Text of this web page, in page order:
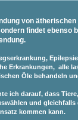
von
findet ebenso
Erkrankungen, alle
Öle behandeln
ich darauf, dass
und gleichfalls
kommen kann.